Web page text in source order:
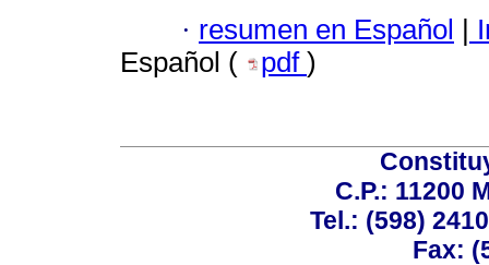
· resumen en Español |
Español (
pdf )
C.P.: 11200
Tel.: (598)
Fax: